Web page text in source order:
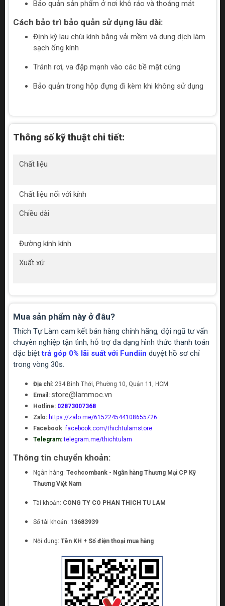
Bảo quản sản phẩm ở nơi khô ráo và thoáng mát
Cách bảo trì bảo quản sử dụng lâu dài:
Định kỳ lau chùi kính bằng vải mềm và dung dịch làm
sạch ống kính
Tránh rơi, va đập mạnh vào các bề mặt cứng
Bảo quản trong hộp đựng đi kèm khi không sử dụng
Thông số kỹ thuật chi tiết:
Chất liệu
Chất liệu nối với kính
Chiều dài
Đường kính kính
Xuất xứ
Mua sản phẩm này ở đâu?
Thích Tự Làm cam kết bán hàng chính hãng, đội ngũ tư vấn
chuyên nghiệp tận tình, hỗ trợ đa dạng hình thức thanh toán
đặc biệttrả góp 0% lãi suất với Fundiin duyệt hồ sơ chỉ
trong vòng 30s.
Địa chỉ: 234 Bình Thới, Phường 10, Quận 11, HCM
Email: store@lammoc.vn
Hotline: 02873007368
Zalo: https://zalo.me/615224544108655726
Facebook:facebook.com/thichtulamstore
Telegram: telegram.me/thichtulam
Thông tin chuyển khoản:
Ngân hàng: Techcombank - Ngân hàng Thương Mại CP Kỹ
Thương Việt Nam
Tài khoản: CONG TY CO PHAN THICH TU LAM
Số tài khoản: 13683939
Nội dung: Tên KH + Số điện thoại mua hàng